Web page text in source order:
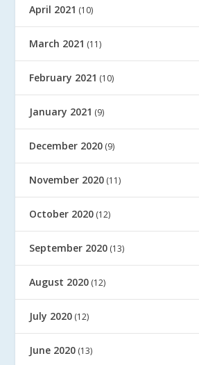
April 2021 (10)
March 2021 (11)
February 2021 (10)
January 2021 (9)
December 2020 (9)
November 2020 (11)
October 2020 (12)
September 2020 (13)
August 2020 (12)
July 2020 (12)
June 2020 (13)